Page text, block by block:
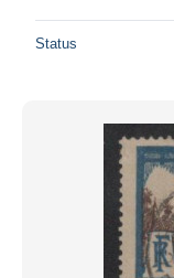
Status